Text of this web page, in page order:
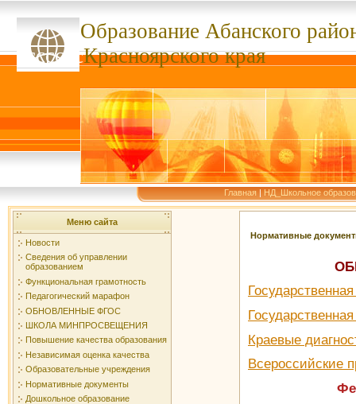
Образование Абанского
сссссссКрасноярского края
Главная| НД_Школьное
Меню сайта
Новости
Сведения об управлении
образованием
Функциональная грамотность
Педагогический марафон
ОБНОВЛЕННЫЕ ФГОС
ШКОЛА МИНПРОСВЕЩЕНИЯ
Повышение качества образования
Независимая оценка качества
Образовательные учреждения
Нормативные документы
Дошкольное образование
Нормативные
Краевые
Всероссийские